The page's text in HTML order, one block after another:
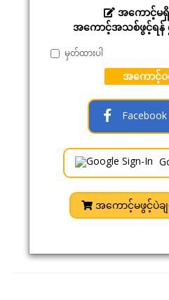
အကောင့်မ
အကောင့်အသစ်ဖွင့်ရန်
မှတ်ထားပါ
အကောင့်
အကောင့်မဖွင့်ပဲခ